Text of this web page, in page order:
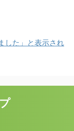
した」と表示され